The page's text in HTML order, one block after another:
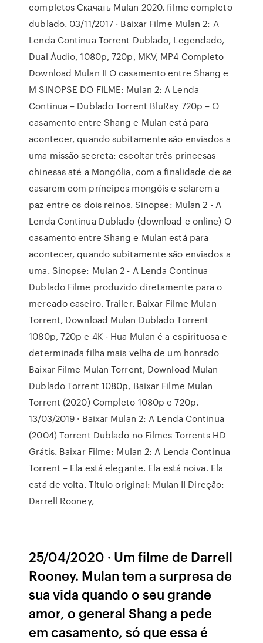
completos Скачать Mulan 2020. filme completo
dublado. 03/11/2017 · Baixar Filme Mulan 2: A
Lenda Continua Torrent Dublado, Legendado,
Dual Áudio, 1080p, 720p, MKV, MP4 Completo
Download Mulan II O casamento entre Shang e
M SINOPSE DO FILME: Mulan 2: A Lenda
Continua – Dublado Torrent BluRay 720p – O
casamento entre Shang e Mulan está para
acontecer, quando subitamente são enviados a
uma missão secreta: escoltar três princesas
chinesas até a Mongólia, com a finalidade de se
casarem com príncipes mongóis e selarem a
paz entre os dois reinos. Sinopse: Mulan 2 - A
Lenda Continua Dublado (download e online) O
casamento entre Shang e Mulan está para
acontecer, quando subitamente são enviados a
uma. Sinopse: Mulan 2 - A Lenda Continua
Dublado Filme produzido diretamente para o
mercado caseiro. Trailer. Baixar Filme Mulan
Torrent, Download Mulan Dublado Torrent
1080p, 720p e 4K - Hua Mulan é a espirituosa e
determinada filha mais velha de um honrado
Baixar Filme Mulan Torrent, Download Mulan
Dublado Torrent 1080p, Baixar Filme Mulan
Torrent (2020) Completo 1080p e 720p.
13/03/2019 · Baixar Mulan 2: A Lenda Continua
(2004) Torrent Dublado no Filmes Torrents HD
Grátis. Baixar Filme: Mulan 2: A Lenda Continua
Torrent – Ela está elegante. Ela está noiva. Ela
está de volta. Título original: Mulan II Direção:
Darrell Rooney,
25/04/2020 · Um filme de Darrell
Rooney. Mulan tem a surpresa de
sua vida quando o seu grande
amor, o general Shang a pede
em casamento, só que essa é